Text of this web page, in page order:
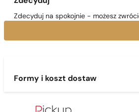
Zdecyduj na spokojnie - możesz
Formy i koszt dostaw